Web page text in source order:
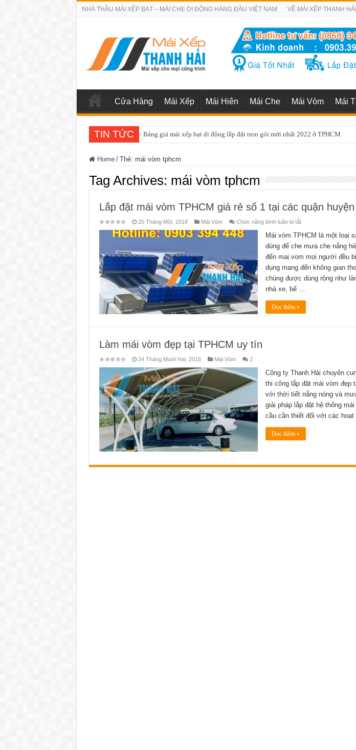
NHÀ THẦU MÁI XẾP BẠT – MÁI CHE DI ĐỘNG HÀNG ĐẦU VIỆT NAM VỀ MÁI XẾP THANH HẢI
Cửa Hàng Mái Xếp Mái Hiên Mái Che Mái Vòm Mái
TIN TỨC Bảng giá sửa chữa cửa cuốn quận 1 uy tín chuyên nghiệp nhất TP HCM
Home / Thẻ: mái vòm tphcm
Tag Archives: mái vòm tphcm
Lắp đặt mái vòm TPHCM giá rẻ số 1 tại các quận huyện
20 Tháng Một, 2018 Mái Vòm Chức năng bình luận bị tắtở
đặt
mái
vòm
giá
rẻ
số
1
tại
huyện
Mái vòm TPHCM là một loại
dùng để che mưa che nắng
đến mai vom mọi người đều
dụng mang đến không gian
chúng được dùng rộng như
nhà xe, bể …
Đọc thêm »
Làm mái vòm đẹp tại TPHCM uy tín
24 Tháng Mười Hai, 2016 Mái Vòm 2
Công ty Thanh Hải chuyên
thi công lắp đặt mái vòm đẹp
với thời tiết nắng nóng và
giải pháp lắp đặt hệ thống
cầu cần thiết đối với các
Đọc thêm »